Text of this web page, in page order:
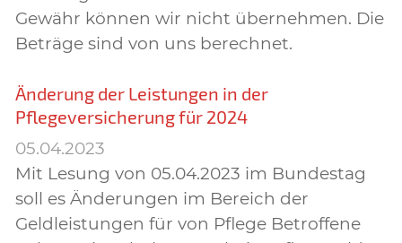
Gewähr können wir nicht übernehmen. Die
Beträge sind von uns berechnet.
Änderung der Leistungen in der
Pflegeversicherung für 2024
05.04.2023
Mit Lesung von 05.04.2023 im Bundestag
soll es Änderungen im Bereich der
Geldleistungen für von Pflege Betroffene